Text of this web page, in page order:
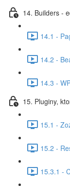
14. Builders -
14.1 -
14.2 -
14.3 -
15. Pluginy,
15.1 -
15.2 -
15.3.1 -